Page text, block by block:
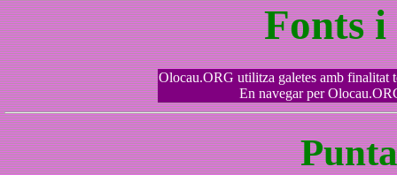
Fonts i
Olocau.ORG utilitza galetes amb finalitat
En navegar per